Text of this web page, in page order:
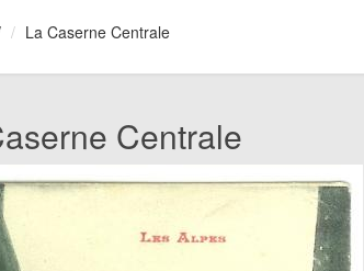
La Caserne Centrale
Centrale